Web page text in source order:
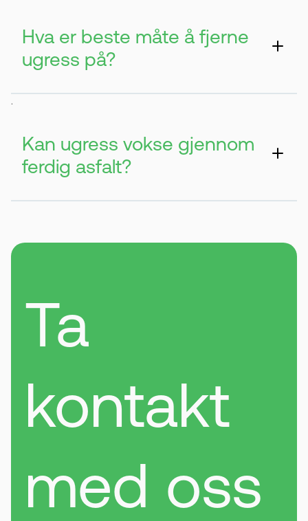
Hva er beste måte å fjerne
ugress på?
Bruk et effektivt ugressmiddel som dreper
.
Kan ugress vokse gjennom
ferdig asfalt?
Ja, spesielt i skjøter og kanter. Derfor er
Ta
kontakt
med oss